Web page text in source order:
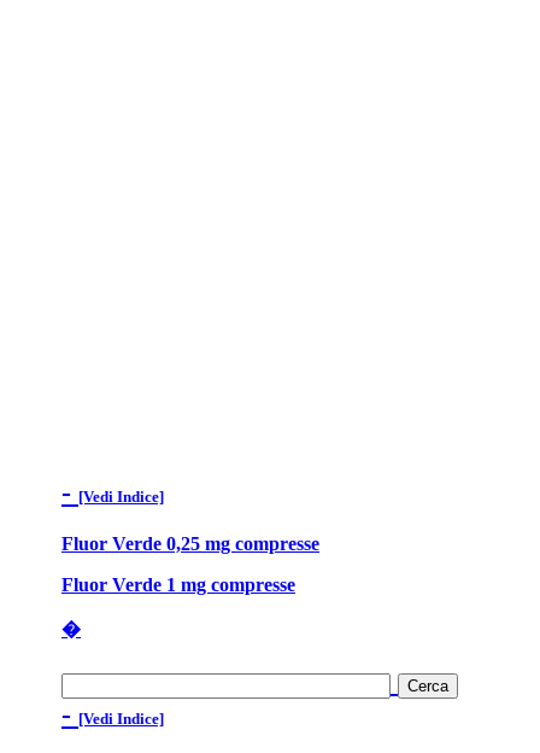
- [Vedi Indice]
Fluor Verde 0,25 mg compresse
Fluor Verde 1 mg compresse
�
- [Vedi Indice]